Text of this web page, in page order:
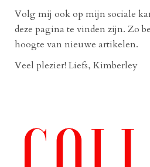
Volg mij ook op mijn sociale
deze pagina te vinden zijn. Zo
hoogte van nieuwe artikelen.
Veel plezier! Liefs, Kimberley